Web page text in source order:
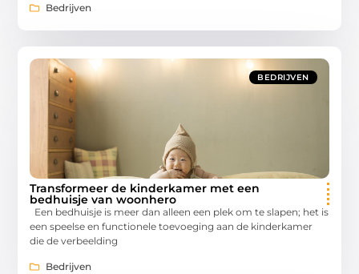
Bedrijven
BEDRIJVEN
Transformeer de kinderkamer met een
bedhuisje van woonhero
Een bedhuisje is meer dan alleen een plek om te slapen; het is
een speelse en functionele toevoeging aan de kinderkamer
die de verbeelding
Bedrijven